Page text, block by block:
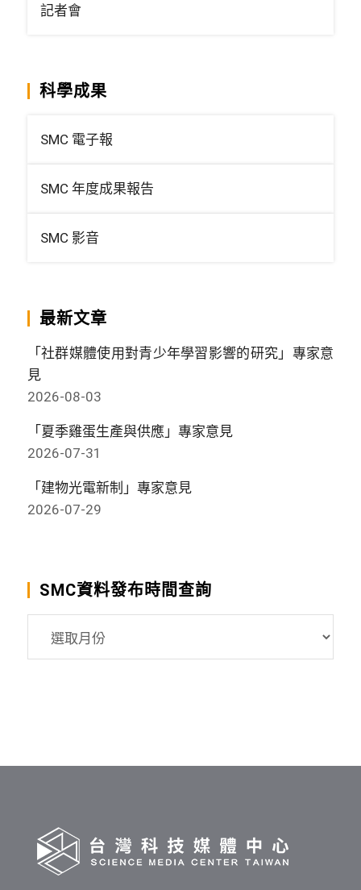
記者會
科學成果
SMC 電子報
SMC 年度成果報告
SMC 影音
最新文章
「社群媒體使用對青少年學習影響的研究」專家意
見
2026-08-03
「夏季雞蛋生產與供應」專家意見
2026-07-31
「建物光電新制」專家意見
2026-07-29
SMC資料發布時間查詢